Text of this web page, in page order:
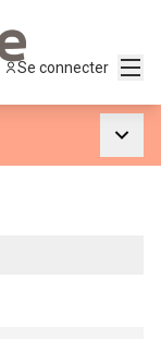
Se connecter